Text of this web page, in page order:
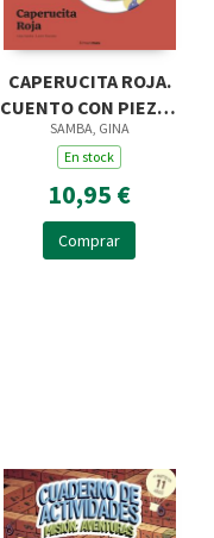
CAPERUCITA ROJA.
CUENTO CON PIEZAS
DESLIZABLES
SAMBA, GINA
En stock
10,95 €
Comprar